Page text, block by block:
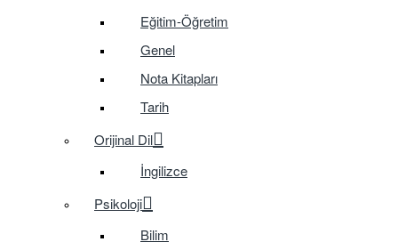
Eğitim-Öğretim
Genel
Nota Kitapları
Tarih
Orijinal Dil
İngilizce
Psikoloji
Bilim